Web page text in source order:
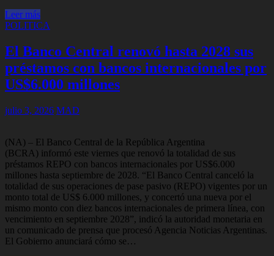
Leer más
POLITICA
El Banco Central renovó hasta 2028 sus
préstamos con bancos internacionales por
US$6.000 millones
julio 3, 2026 MAD
(NA) – El Banco Central de la República Argentina
(BCRA) informó este viernes que renovó la totalidad de sus
préstamos REPO con bancos internacionales por US$6.000
millones hasta septiembre de 2028. “El Banco Central canceló la
totalidad de sus operaciones de pase pasivo (REPO) vigentes por un
monto total de US$ 6.000 millones, y concertó una nueva por el
mismo monto con diez bancos internacionales de primera línea, con
vencimiento en septiembre 2028”, indicó la autoridad monetaria en
un comunicado de prensa que procesó Agencia Noticias Argentinas.
El Gobierno anunciará cómo se…